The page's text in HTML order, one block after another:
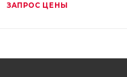
ЗАПРОС ЦЕНЫ